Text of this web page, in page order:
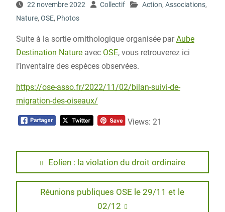
22 novembre 2022 Collectif Action, Associations,
Nature, OSE, Photos
Suite à la sortie ornithologique organisée parAube
Destination Natureavec OSE, vous retrouverez ici
l’inventaire des espèces observées.
https://ose-asso.fr/2022/11/02/bilan-suivi-de-
migration-des-oiseaux/
Views: 21
Navigation
de
l’article
Previous
post:
Eolien : la violation du droit ordinaire
Next
Réunions publiques OSE le 29/11 et le
02/12